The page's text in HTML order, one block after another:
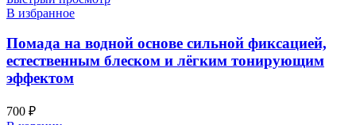
В избранное
Помада на водной основе сильной фиксацией,
естественным блеском и лёгким тонирующим
эффектом
700 ₽